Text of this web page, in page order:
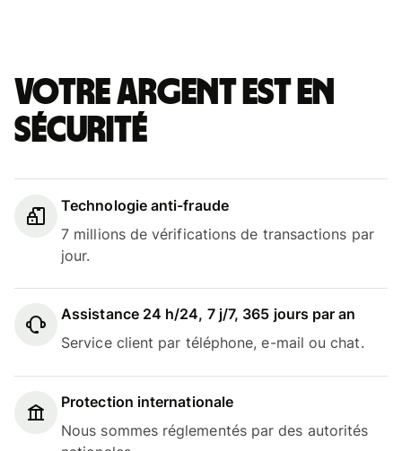
Votre argent est en
sécurité
Technologie anti-fraude
7 millions de vérifications de transactions par
jour.
Assistance 24 h/24, 7 j/7, 365 jours par an
Service client par téléphone, e-mail ou chat.
Protection internationale
Nous sommes réglementés par des autorités